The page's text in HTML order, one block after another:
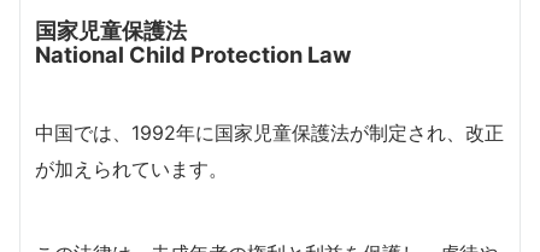
国家児童保護法
National Child Protection Law
中国では、1992年に国家児童保護法が制定され、改正
が加えられています。